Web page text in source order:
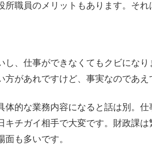
所職員のメリットもあります。そ
し、仕事ができなくてもクビにな
方があれですけど、事実なのであえ
体的な業務内容になると話は別。
キチガイ相手で大変です。財政課
面も多いです。